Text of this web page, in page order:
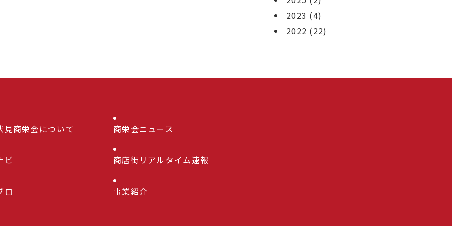
2023 (4)
2022 (22)
見商栄会について 商栄会ニュース
ビ 商店街リアルタイム速報
ロ 事業紹介